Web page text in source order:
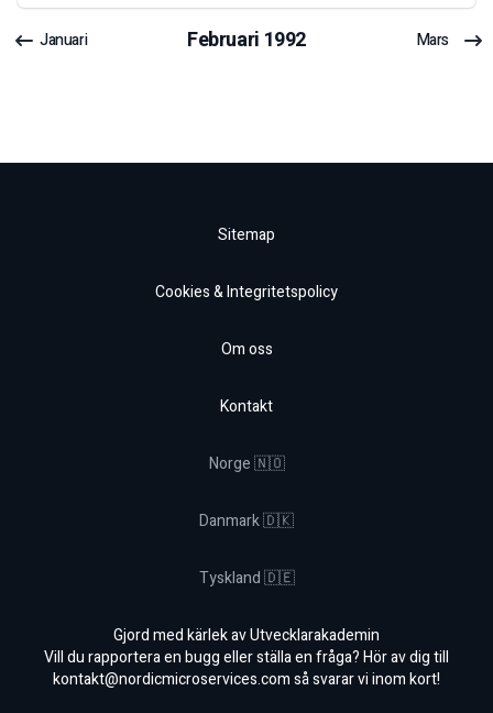
Januari Februari 1992 Mars
Sitemap
Cookies & Integritetspolicy
Om oss
Kontakt
Norge 🇳🇴
Danmark 🇩🇰
Tyskland 🇩🇪
Gjord med kärlek av Utvecklarakademin
Vill du rapportera en bugg eller ställa en fråga? Hör av dig till
kontakt@nordicmicroservices.comså svarar vi inom kort!